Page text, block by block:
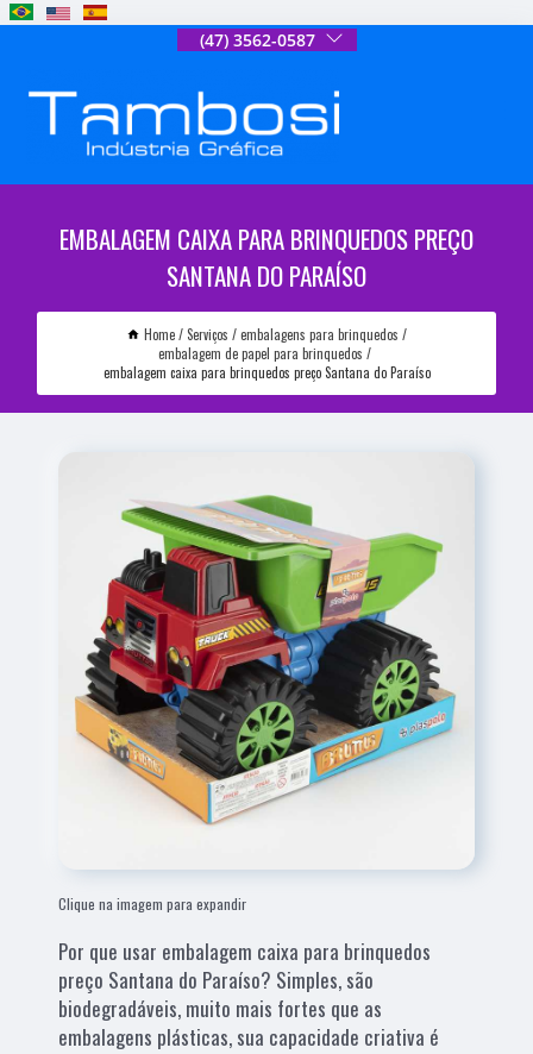
(47) 3562-0587
EMBALAGEM CAIXA PARA BRINQUEDOS PREÇO
SANTANA DO PARAÍSO
Home Serviços
embalagens para brinquedos
embalagem de papel para brinquedos
embalagem caixa para brinquedos preço Santana do Paraíso
Clique na imagem para expandir
Por que usar embalagem caixa para brinquedos
preço Santana do Paraíso? Simples, são
biodegradáveis, muito mais fortes que as
embalagens plásticas, sua capacidade criativa é